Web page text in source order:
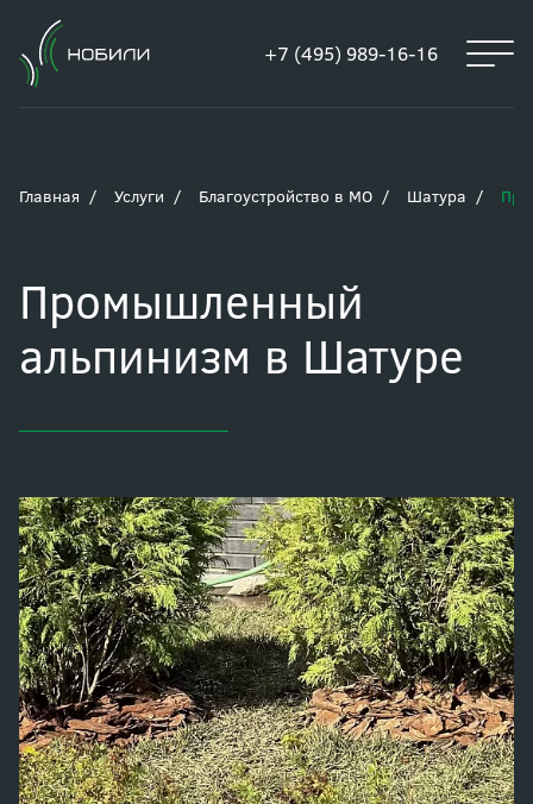
+7 (495) 989-16-16
Главная Услуги Благоустройство в МО Шатура
Промышленный
альпинизм в Шатуре